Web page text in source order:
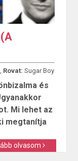
Rovat: Sugar Boy
és
Mi lehet az
megtanítja
olvasom